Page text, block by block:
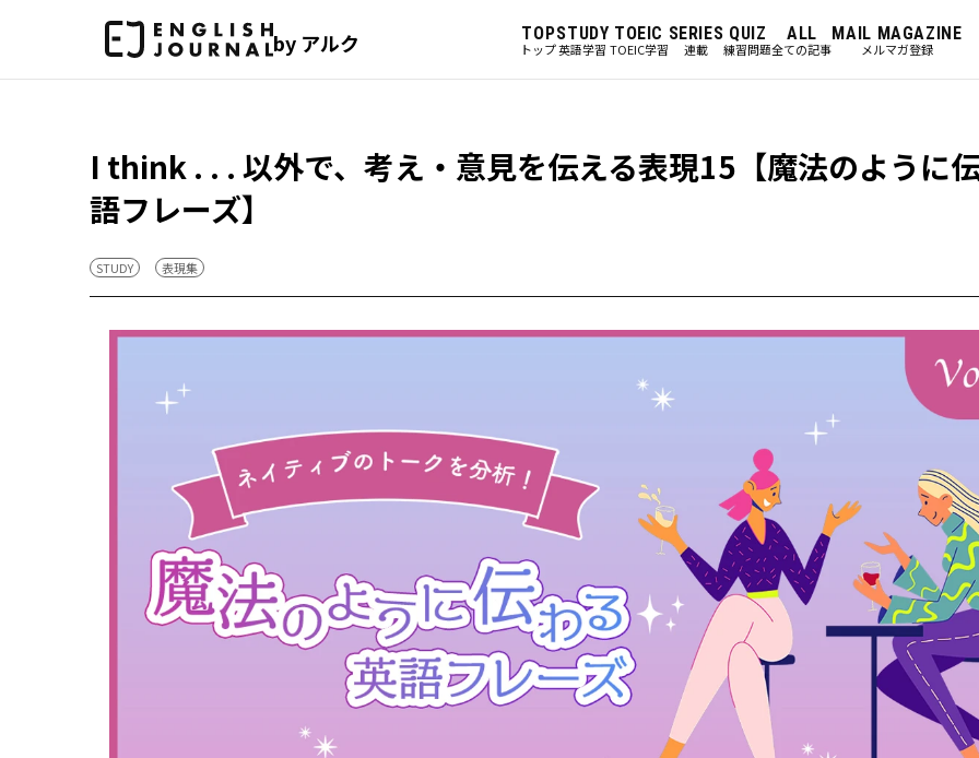
by アルク TOP
トップ
STUDY
英語学習
TOEIC
TOEIC学習
SERIES
連載
QUIZ
練習問題
ALL
全ての記事
MAIL MAGAZINE
メルマガ登録
I think . . . 以外で、考え・意見を伝える表現15【魔法のように
語フレーズ】
STUDY 表現集